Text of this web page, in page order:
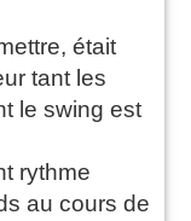
était
tant les
le swing est
rythme
au cours de